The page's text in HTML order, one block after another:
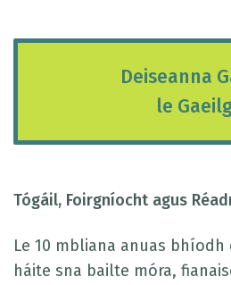
Deiseanna
le
Tógáil, Foirgníocht agus
Le 10 mbliana anuas
háite sna bailte móra,